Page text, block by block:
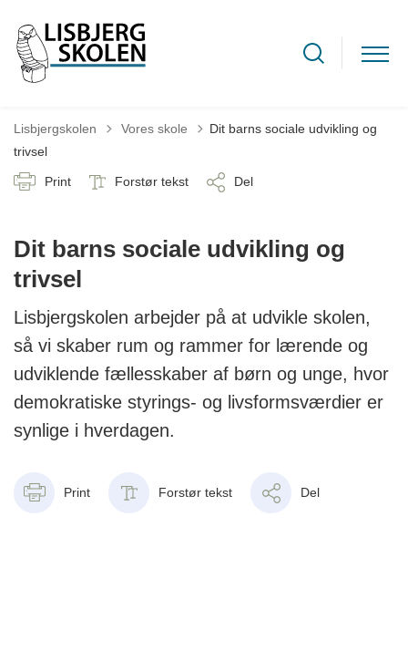
Lisbjergskolen Tilbage til
Vores skole
Dit barns sociale udvikling og
trivsel
Print Forstør tekst Del
Dit barns sociale udvikling og
trivsel
Lisbjergskolen arbejder på at udvikle skolen,
så vi skaber rum og rammer for lærende og
udviklende fællesskaber af børn og unge, hvor
demokratiske styrings- og livsformsværdier er
synlige i hverdagen.
Print Forstør tekst Del